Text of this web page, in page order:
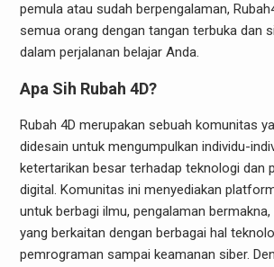
pemula atau sudah berpengalaman,
semua orang dengan tangan terbuka dan
dalam perjalanan belajar Anda.
Apa Sih Rubah 4D?
Rubah 4D merupakan sebuah komunitas
didesain untuk mengumpulkan individu-
ketertarikan besar terhadap teknologi dan
digital. Komunitas ini menyediakan
untuk berbagi ilmu, pengalaman
yang berkaitan dengan berbagai hal
pemrograman sampai keamanan siber.